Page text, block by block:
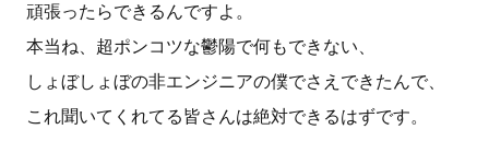
頑張ったらできるんですよ。
本当ね、超ポンコツな鬱陽で何もできない、
しょぼしょぼの非エンジニアの僕でさえできたんで、
これ聞いてくれてる皆さんは絶対できるはずです。